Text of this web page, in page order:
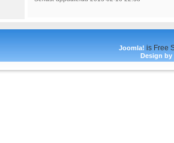
Joomla! is Free
Design by